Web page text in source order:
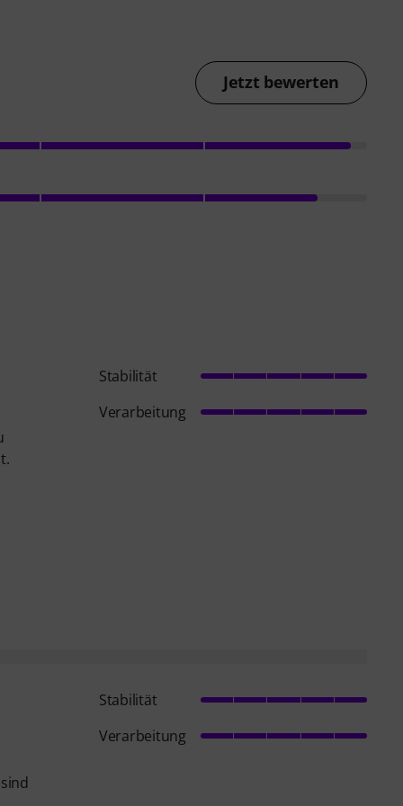
Jetzt bewerten
Stabilität
Verarbeitung
Stabilität
Verarbeitung